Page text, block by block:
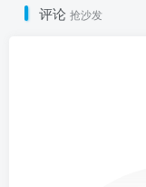
评论 抢沙发